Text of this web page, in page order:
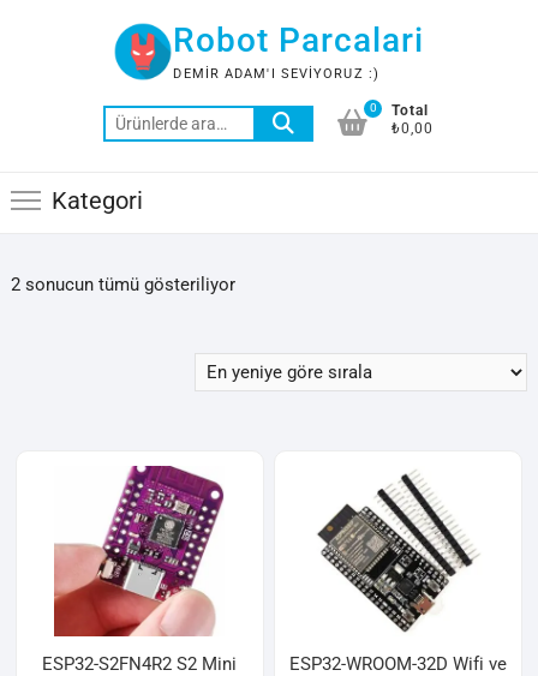
Robot Parcalari
DEMIR ADAM'I SEVIYORUZ :)
Ara:
0
Total
₺0,00
Kategori
2 sonucun tümü gösteriliyorEn
sıralandı
ESP32-S2FN4R2 S2 Mini
ESP32-WROOM-32D Wifi ve